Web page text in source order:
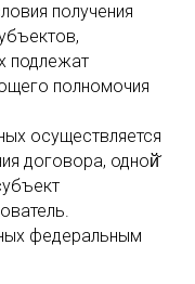
получения
подлежат
полномочия
осуществляется
договора, одной̆
федеральным